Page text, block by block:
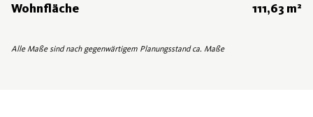
Wohnfläche 111,63 m²
Alle Maße sind nach gegenwärtigem Planungsstand ca. Maße